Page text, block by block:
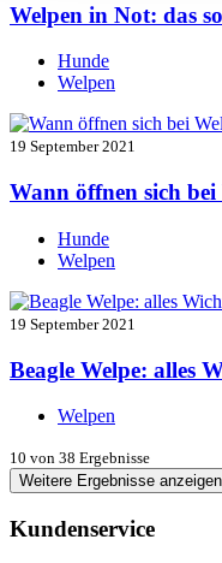
Welpen in Not: das
Hunde
Welpen
19 September 2021
Wann öffnen sich
Hunde
Welpen
19 September 2021
Beagle Welpe: alles
Welpen
10 von 38 Ergebnisse
Weitere Ergebnisse anzeigen
Kundenservice